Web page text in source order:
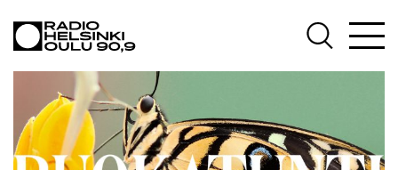
AJANKOHTAISTA
OHJELMAT
TEKIJÄT
ON-DEMAND